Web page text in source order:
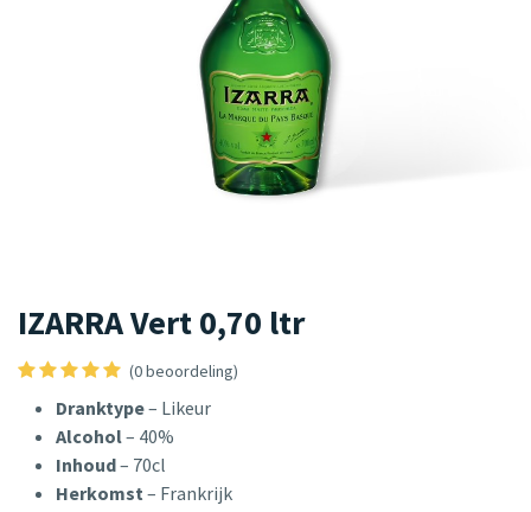
IZARRA Vert 0,70 ltr
(0 beoordeling)
Dranktype– Likeur
Alcohol– 40%
Inhoud– 70cl
Herkomst– Frankrijk